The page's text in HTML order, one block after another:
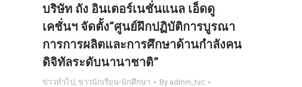
บริษัท ถัง อินเตอร์เนชั่นแนล เอ็ดดู
เคชั่นฯ จัดตั้ง“ศูนย์ฝึกปฏิบัติการบูรณา
การการผลิตและการศึกษาด้านกำลังคน
ดิจิทัลระดับนานาชาติ”
ข่าวทั่วไป, ข่าวนักเรียน-นักศึกษา By admin_tvc